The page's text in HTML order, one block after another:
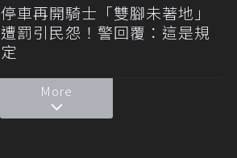
停車再開騎士「雙腳未著地」
遭罰引民怨！警回覆：這是規
定
More